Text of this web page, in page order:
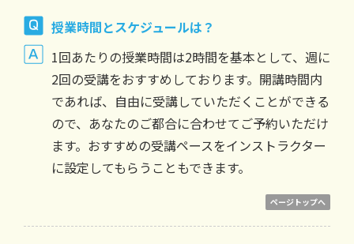
授業時間とスケジュールは？
1回あたりの授業時間は2時間を基本として、週に
2回の受講をおすすめしております。開講時間内
であれば、自由に受講していただくことができる
ので、あなたのご都合に合わせてご予約いただけ
ます。おすすめの受講ペースをインストラクター
に設定してもらうこともできます。
ページトップへ